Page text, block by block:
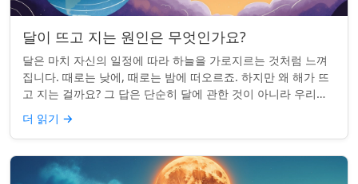
달이 뜨고 지는 원인은 무엇인가요?
달은 마치 자신의 일정에 따라 하늘을 가로지르는 것처럼 느껴
집니다. 때로는 낮에, 때로는 밤에 떠오르죠. 하지만 왜 해가 뜨
고 지는 걸까요? 그 답은 단순히 달에 관한 것이 아니라 우리에
관한 것입니다. 핵심 통찰:...
더 읽기 →